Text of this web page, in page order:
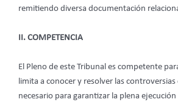
remitiendo diversa documentación
II. COMPETENCIA
El Pleno de este Tribunal es competente
limita a conocer y resolver las
necesario para garantizar la plena